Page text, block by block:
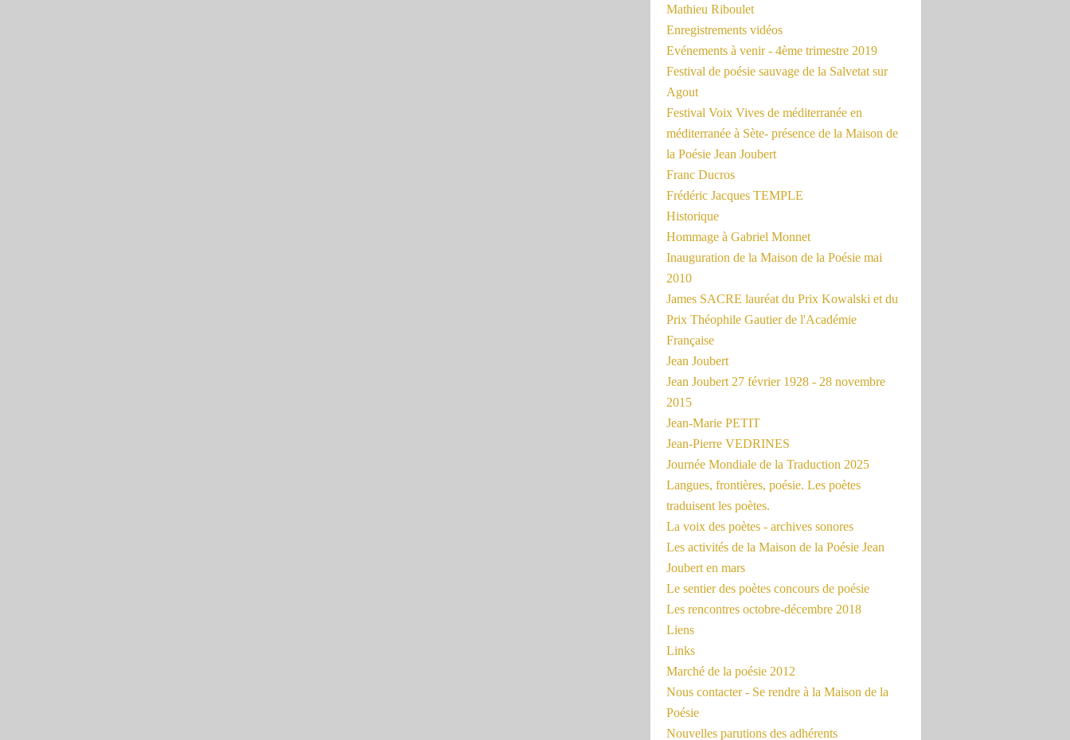
Mathieu Riboulet
Enregistrements vidéos
Evénements à venir - 4ème trimestre 2019
Festival de poésie sauvage de la Salvetat sur
Agout
Festival Voix Vives de méditerranée en
méditerranée à Sète- présence de la Maison de
la Poésie Jean Joubert
Franc Ducros
Frédéric Jacques TEMPLE
Historique
Hommage à Gabriel Monnet
Inauguration de la Maison de la Poésie mai
2010
James SACRE lauréat du Prix Kowalski et du
Prix Théophile Gautier de l'Académie
Française
Jean Joubert
Jean Joubert 27 février 1928 - 28 novembre
2015
Jean-Marie PETIT
Jean-Pierre VEDRINES
Journée Mondiale de la Traduction 2025
Langues, frontières, poésie. Les poètes
traduisent les poètes.
La voix des poètes - archives sonores
Les activités de la Maison de la Poésie Jean
Joubert en mars
Le sentier des poètes concours de poésie
Les rencontres octobre-décembre 2018
Liens
Links
Marché de la poésie 2012
Nous contacter - Se rendre à la Maison de la
Poésie
Nouvelles parutions des adhérents